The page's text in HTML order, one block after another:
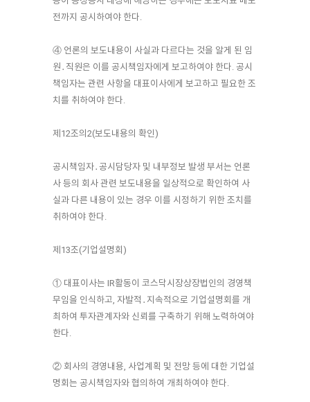
전까지 공시하여야 한다.
④ 언론의 보도내용이 사실과 다르다는 것을 알게 된 임
원․직원은 이를 공시책임자에게 보고하여야 한다. 공시
책임자는 관련 사항을 대표이사에게 보고하고 필요한 조
치를 취하여야 한다.
제12조의2(보도내용의 확인)
공시책임자․공시담당자 및 내부정보 발생 부서는 언론
사 등의 회사 관련 보도내용을 일상적으로 확인하여 사
실과 다른 내용이 있는 경우 이를 시정하기 위한 조치를
취하여야 한다.
제13조(기업설명회)
① 대표이사는 IR활동이 코스닥시장상장법인의 경영책
무임을 인식하고, 자발적․지속적으로 기업설명회를 개
최하여 투자관계자와 신뢰를 구축하기 위해 노력하여야
한다.
② 회사의 경영내용, 사업계획 및 전망 등에 대한 기업설
명회는 공시책임자와 협의하여 개최하여야 한다.